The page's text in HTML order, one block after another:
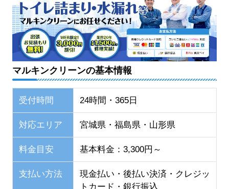
マルキンクリーンの基本情報
受付時間 24時間・365日
対応エリア 宮城県・福島県・山形県
料金目安 基本料金：3,300円～
支払い方法
現金払い・後払い決済・クレジッ
トカード・銀行振込